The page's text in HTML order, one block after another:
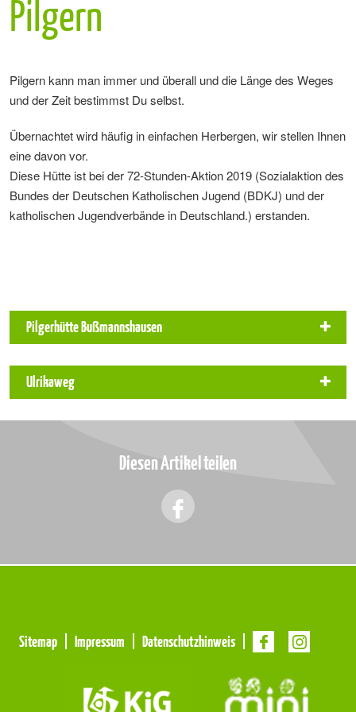
Pilgern
Pilgern kann man immer und überall und die Länge des Weges
und der Zeit bestimmst Du selbst.
Übernachtet wird häufig in einfachen Herbergen, wir stellen Ihnen
eine davon vor.
Diese Hütte ist bei der 72-Stunden-Aktion 2019 (Sozialaktion des
Bundes der Deutschen Katholischen Jugend (BDKJ) und der
katholischen Jugendverbände in Deutschland.) erstanden.
Pilgerhütte Bußmannshausen
Ulrikaweg
Diesen Artikel teilen
Meta
Navigation
Navigation
Sitemap Impressum Datenschutzhinweis